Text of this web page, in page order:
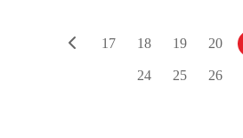
17 18 19 20
24 25 26